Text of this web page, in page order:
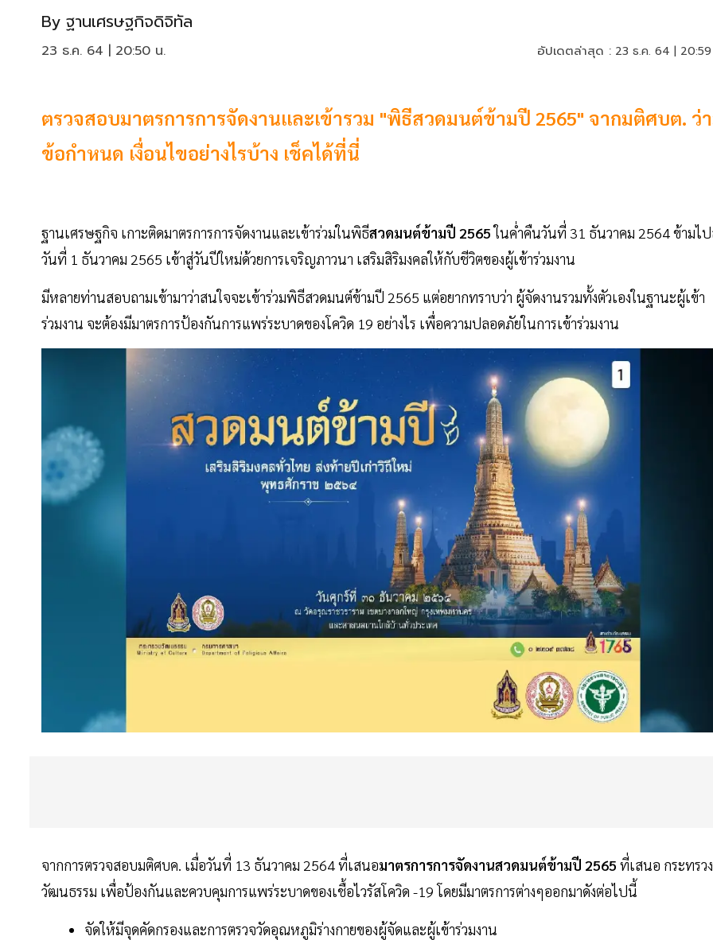
By ฐานเศรษฐกิจดิจิทัล
23 ธ.ค. 64 | 20:50 น. อัปเดตล่าสุด : 23 ธ.ค. 64 |
ตรวจสอบมาตรการการจัดงานและเข้ารวม "พิธีสวดมนต์ข้ามปี 2565" จากมติศบต. ว่
ข้อกำหนด เงื่อนไขอย่างไรบ้าง เช็คได้ที่นี่
ฐานเศรษฐกิจ เกาะติดมาตรการการจัดงานและเข้าร่วมในพิธีสวดมนต์ข้ามปี 2565ในค่ำคืนวันที่ 31 ธันวาคม 2564 ข้ามไ
วันที่ 1 ธันวาคม 2565 เข้าสู่วันปีใหม่ด้วยการเจริญภาวนา เสริมสิริมงคลให้กับชีวิตของผู้เข้าร่วมงาน
มีหลายท่านสอบถามเข้ามาว่าสนใจจะเข้าร่วมพิธีสวดมนต์ข้ามปี 2565 แต่อยากทราบว่า ผู้จัดงานรวมทั้งตัวเองในฐานะผู้เข้า
ร่วมงาน จะต้องมีมาตรการป้องกันการแพร่ระบาดของโควิด 19 อย่างไร เพื่อความปลอดภัยในการเข้าร่วมงาน
จากการตรวจสอบมติศบค. เมื่อวันที่ 13 ธันวาคม 2564 ที่เสนอมาตรการการจัดงานสวดมนต์ข้ามปี 2565 ที่เสนอ กระทรวง
วัฒนธรรม เพื่อป้องกันและควบคุมการแพร่ระบาดของเชื้อไวรัสโควิด -19 โดยมีมาตรการต่างๆออกมาดังต่อไปนี้
จัดให้มีจุดคัดกรองและการตรวจวัดอุณหภูมิร่างกายของผู้จัดและผู้เข้าร่วมงาน